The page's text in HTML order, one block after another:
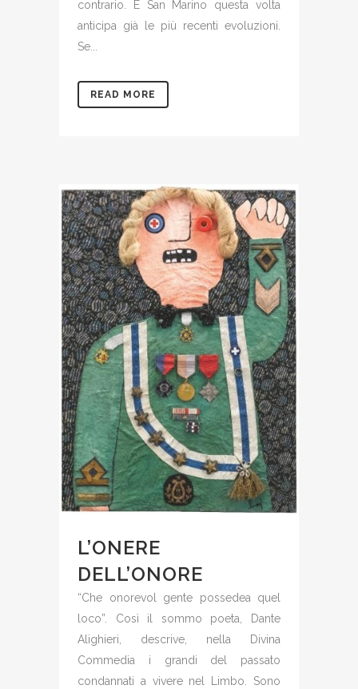
contrario. E San Marino questa volta
anticipa già le più recenti evoluzioni.
Se...
READ MORE
L’ONERE
DELL’ONORE
“Che onorevol gente possedea quel
loco”. Così il sommo poeta, Dante
Alighieri, descrive, nella Divina
Commedia i grandi del passato
condannati a vivere nel Limbo. Sono